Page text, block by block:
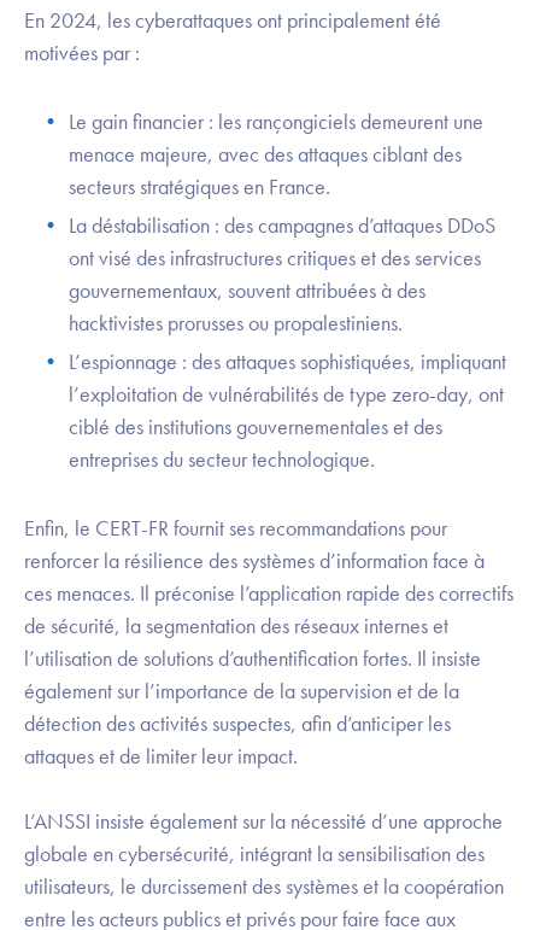
En 2024, les cyberattaques ont principalement été
motivées par :
Le gain financier : les rançongiciels demeurent une
menace majeure, avec des attaques ciblant des
secteurs stratégiques en France.
La déstabilisation : des campagnes d’attaques DDoS
ont visé des infrastructures critiques et des services
gouvernementaux, souvent attribuées à des
hacktivistes prorusses ou propalestiniens.
L’espionnage : des attaques sophistiquées, impliquant
l’exploitation de vulnérabilités de type zero-day, ont
ciblé des institutions gouvernementales et des
entreprises du secteur technologique.
Enfin, le CERT-FR fournit ses recommandations pour
renforcer la résilience des systèmes d’information face à
ces menaces. Il préconise l’application rapide des correctifs
de sécurité, la segmentation des réseaux internes et
l’utilisation de solutions d’authentification fortes. Il insiste
également sur l’importance de la supervision et de la
détection des activités suspectes, afin d’anticiper les
attaques et de limiter leur impact.
L’ANSSI insiste également sur la nécessité d’une approche
globale en cybersécurité, intégrant la sensibilisation des
utilisateurs, le durcissement des systèmes et la coopération
entre les acteurs publics et privés pour faire face aux